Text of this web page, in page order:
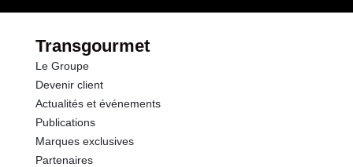
Transgourmet
Le Groupe
Devenir client
Actualités et événements
Publications
Marques exclusives
Partenaires